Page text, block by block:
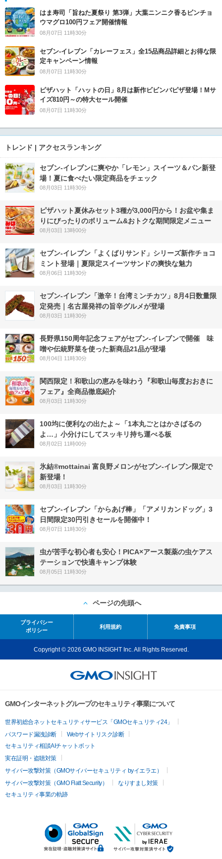
はま寿司「旨ねた夏祭り 第3弾」大葉ニンニク香るビンチョ
ウマグロ100円フェア開催情報
08月07日 11時30分
セブン‐イレブン「カレーフェス」全15品商品詳細とお得な限
定キャンペーン情報
08月07日 11時30分
ピザハット「ハットの日」8月は新作ビビンバピザ登場！Mサ
イズ810円～の特大セール開催
08月07日 11時30分
トレンド | アクセスランキング
セブン‐イレブンに爽やか「レモン」スイーツ＆パン新登
場！夏に食べたい限定商品をチェック
08月03日 11時30分
ピザハット夏休みセット3種が3,000円から！お盆や集ま
りにぴったりのボリューム&おトクな期間限定メニュー
08月03日 13時00分
セブン‐イレブン「よくばりサンド」シリーズ新作チョコ
ミント登場｜夏限定スイーツサンドの爽快な魅力
08月06日 11時30分
セブン-イレブン「激辛！台湾ミンチカツ」8月4日数量限
定発売｜名古屋発祥の旨辛グルメが登場
08月03日 11時30分
長野県150周年記念フェアがセブン-イレブンで開催 味
噌や伝統野菜を使った新商品21品が登場
08月04日 11時30分
関西限定！和歌山の恵みを味わう『和歌山毎度おおきに
フェア』全商品徹底紹介
08月03日 11時30分
100均に便利なの出たよ～「1本丸ごとはかさばるの
よ…」小分けにしてスッキリ持ち運べる板
08月02日 11時00分
氷結®mottainai 富良野メロンがセブン‐イレブン限定で
新登場！
08月03日 11時30分
セブン‐イレブン「からあげ棒」「アメリカンドッグ」3
日間限定30円引きセールを開催中！
08月07日 11時30分
虫が苦手な初心者も安心！PICA×アース製薬の虫ケアス
テーションで快適キャンプ体験
08月05日 11時30分
ページの先頭へ
プライバシー
ポリシー
利用規約 免責事項
Copyright © 2026 GMO INSIGHT Inc. All Rights Reserved.
GMOインターネットグループのセキュリティ事業について
世界初総合ネットセキュリティサービス「GMOセキュリティ24」
パスワード漏洩診断
Webサイトリスク診断
セキュリティ相談AIチャットボット
実在証明・盗聴対策
サイバー攻撃対策（GMOサイバーセキュリティ byイエラエ）
サイバー攻撃対策（GMO Flatt Security）
なりすまし対策
セキュリティ事業の軌跡